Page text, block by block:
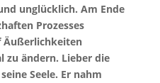
unglücklich. Am Ende
Prozesses
Äußerlichkeiten
zu ändern. Lieber die
Seele. Er nahm